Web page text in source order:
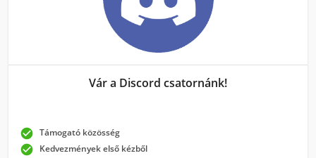
Vár a Discord csatornánk!
 Támogató közösség
 Kedvezmények első kézből